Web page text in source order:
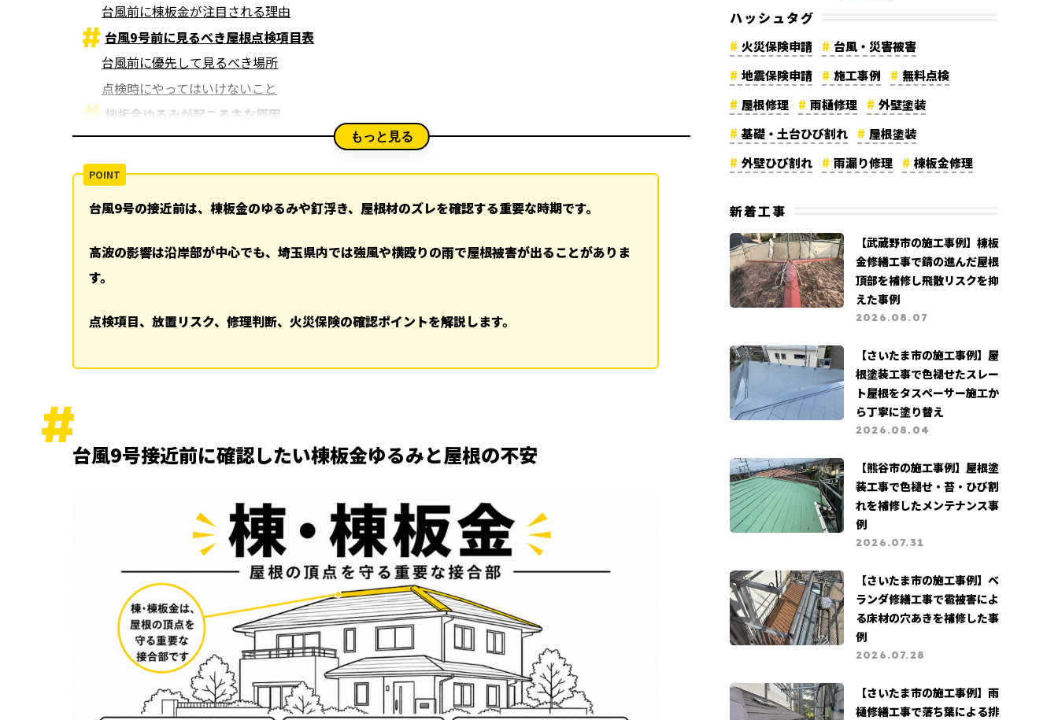
もっと見る
台風前に棟板金が注目される理由
台風9号前に見るべき屋根点検項目表
台風前に優先して見るべき場所
点検時にやってはいけないこと
棟板金ゆるみが起こる主な原因
釘やビスの浮き
貫板の劣化
台風や強風による負荷
過去の補修不良
棟板金ゆるみを放置すると起こる屋根被害
屋根材の割れやズレ
台風前後で確認したい屋根点検の流れ
専門業者が確認する項目
釘やビスの軽微なゆるみの場合
貫板交換が必要な場合
足場が必要になる場合
見積りで確認したいポイント
棟板金ゆるみ被害は火災保険が使える可能性があります
火災保険の確認が必要なケース
保険申請で注意すべき表現
地震後の屋根被害は地震保険の確認が必要
さいたま市大宮・浦和周辺で屋根点検業者を選ぶポイント
台風9号の接近前は、棟板金のゆるみや釘浮き、屋根材のズレを確認する重要な時期です。
高波の影響は沿岸部が中心でも、埼玉県内では強風や横殴りの雨で屋根被害が出ることがありま
す。
点検項目、放置リスク、修理判断、火災保険の確認ポイントを解説します。
台風9号接近前に確認したい棟板金ゆるみと屋根の不安
ハッシュタグ
火災保険申請
台風・災害被害
地震保険申請
施工事例
無料点検
屋根修理
雨樋修理
外壁塗装
基礎・土台ひび割れ
屋根塗装
外壁ひび割れ
雨漏り修理
棟板金修理
外壁修理
メディア紹介
リフォーム費用
大規模修繕工事
高所調査
地震被害
よくある質問
カビ・苔被害
新着工事
【武蔵野市の施工事例】棟板
金修繕工事で錆の進んだ屋根
頂部を補修し飛散リスクを抑
えた事例
2026.08.07
【さいたま市の施工事例】屋
根塗装工事で色褪せたスレー
ト屋根をタスペーサー施工か
ら丁寧に塗り替え
2026.08.04
【熊谷市の施工事例】屋根塗
装工事で色褪せ・苔・ひび割
れを補修したメンテナンス事
例
2026.07.31
【さいたま市の施工事例】ベ
ランダ修繕工事で雹被害によ
る床材の穴あきを補修した事
例
2026.07.28
【さいたま市の施工事例】雨
樋修繕工事で落ち葉による排